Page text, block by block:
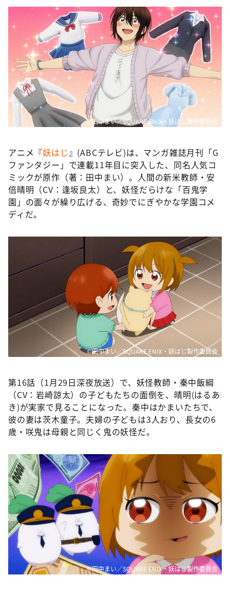
©田中まい／SQUARE ENIX・妖はじ製作委員会
アニメ『妖はじ』(ABCテレビ)は、マンガ雑誌月刊「G
ファンタジー」で連載11年目に突入した、同名人気コ
ミックが原作（著：田中まい）。人間の新米教師・安
倍晴明（CV：逢坂良太）と、妖怪だらけな「百鬼学
園」の面々が繰り広げる、奇妙でにぎやかな学園コメ
ディだ。
©田中まい／SQUARE ENIX・妖はじ製作委員会
第16話（1月29日深夜放送）で、妖怪教師・秦中飯綱
（CV：岩崎諒太）の子どもたちの面倒を、晴明(はるあ
き)が実家で見ることになった。秦中はかまいたちで、
彼の妻は茨木童子。夫婦の子どもは3人おり、長女の6
歳・咲鬼は母親と同じく鬼の妖怪だ。
©田中まい／SQUARE ENIX・妖はじ製作委員会